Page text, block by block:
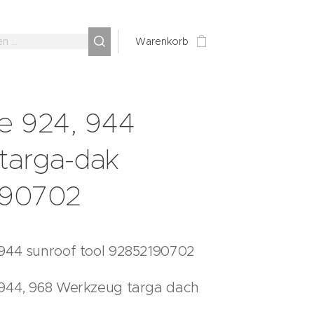
Warenkorb
924, 944
dak
sunroof tool 92852190702
968 Werkzeug targa dach